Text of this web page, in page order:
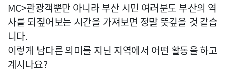
MC>관광객뿐만 아니라 부산 시민 여러분도 부산의 역
사를 되짚어보는 시간을 가져보면 정말 뜻깊을 것 같습
니다.
이렇게 남다른 의미를 지닌 지역에서 어떤 활동을 하고
계시나요?